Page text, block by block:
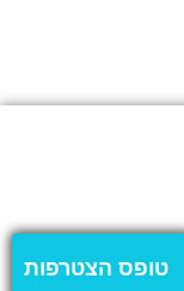
טופס הצטרפות